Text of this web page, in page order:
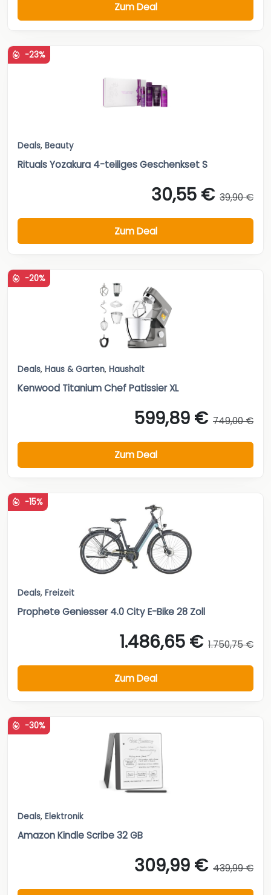
Zum Deal
-23%
Deals, Beauty
Rituals Yozakura 4-teiliges Geschenkset S
30,55 € 39,90 €
Zum Deal
-20%
Deals, Haus & Garten, Haushalt
Kenwood Titanium Chef Patissier XL
599,89 € 749,00 €
Zum Deal
-15%
Deals, Freizeit
Prophete Geniesser 4.0 City E-Bike 28 Zoll
1.486,65 € 1.750,75 €
Zum Deal
-30%
Deals, Elektronik
Amazon Kindle Scribe 32 GB
309,99 € 439,99 €